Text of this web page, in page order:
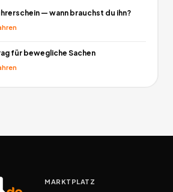
— wann brauchst du ihn?
für bewegliche Sachen
MARKTPLATZ